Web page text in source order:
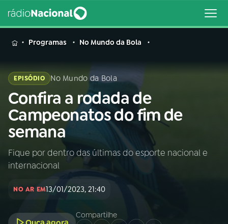
MENU
Buscar
na
Rádio
Nacional
Buscar
AO VIVO
INÍCIO
A RÁDIO
Programas No Mundo da Bola
EPISÓDIO No Mundo da Bola
Confira a rodada de
Campeonatos do fim de
semana
Fique por dentro das últimas do esporte nacional e
internacional
NO AR EM13/01/2023, 21:40
Compartilhe